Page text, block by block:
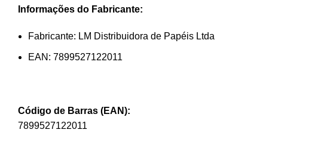
Informações do Fabricante:
Fabricante: LM Distribuidora de Papéis Ltda
EAN: 7899527122011
Código de Barras (EAN):
7899527122011